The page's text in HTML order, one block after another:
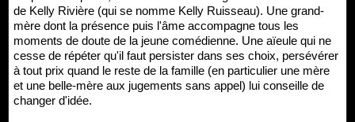
de Kelly Rivière (qui se nomme Kelly Ruisseau). Une grand-
mère dont la présence puis l'âme accompagne tous les
moments de doute de la jeune comédienne. Une aïeule qui ne
cesse de répéter qu'il faut persister dans ses choix, persévérer
à tout prix quand le reste de la famille (en particulier une mère
et une belle-mère aux jugements sans appel) lui conseille de
changer d'idée.